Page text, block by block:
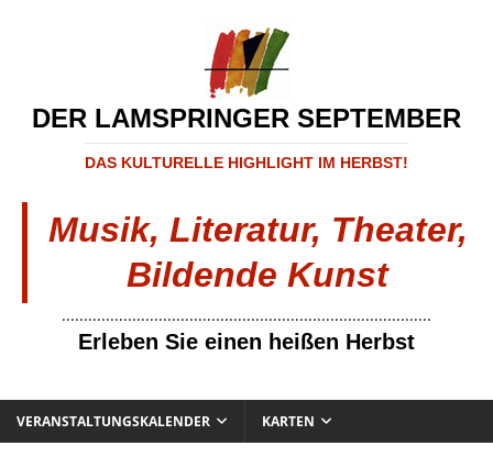
DER LAMSPRINGER SEPTEMBER
DAS KULTURELLE HIGHLIGHT IM HERBST!
Musik, Literatur, Theater,
Bildende Kunst
....................................................................................
Erleben Sie einen heißen Herbst
VERANSTALTUNGSKALENDER KARTEN